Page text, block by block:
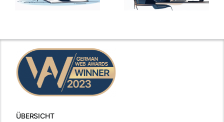
der
Vorstellungsgespräch
kluge
ÜBERSICHT